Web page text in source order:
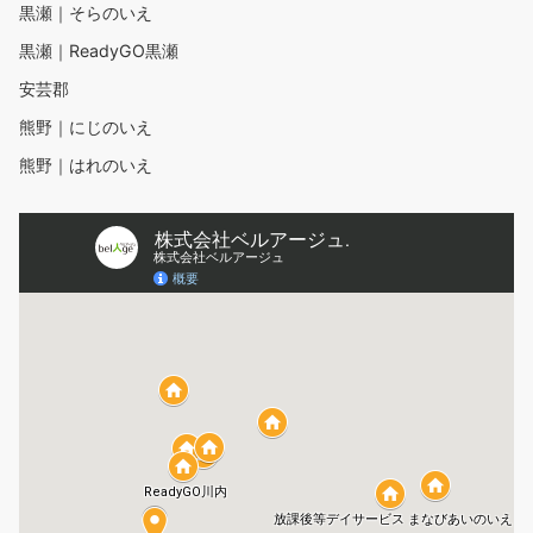
黒瀬｜そらのいえ
黒瀬｜ReadyGO黒瀬
安芸郡
熊野｜にじのいえ
熊野｜はれのいえ